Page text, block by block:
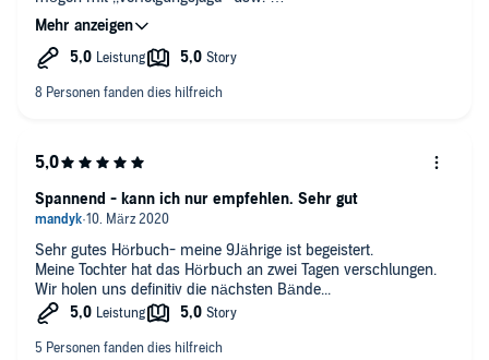
Insgesamt sehr, sehr toll!
Sehr gutes Hörbuch- meine 9Jährige ist begeistert.
Meine Tochter hat das Hörbuch an zwei Tagen verschlungen.
Wir holen uns definitiv die nächsten Bände...
Spannend - kann ich nur empfehlen. Sehr gut